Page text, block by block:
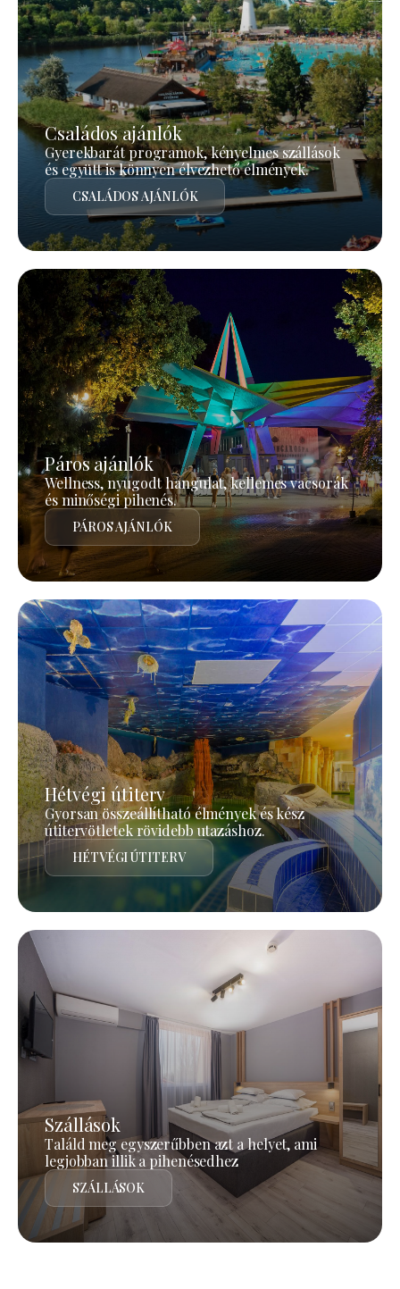
Családos ajánlók
Gyerekbarát programok, kényelmes szállások
és együtt is könnyen élvezhető élmények.
CSALÁDOS AJÁNLÓK
Páros ajánlók
Wellness, nyugodt hangulat, kellemes vacsorák
és minőségi pihenés.
PÁROS AJÁNLÓK
Hétvégi útiterv
Gyorsan összeállítható élmények és kész
útitervötletek rövidebb utazáshoz.
HÉTVÉGI ÚTITERV
Szállások
Találd meg egyszerűbben azt a helyet, ami
legjobban illik a pihenésedhez
SZÁLLÁSOK